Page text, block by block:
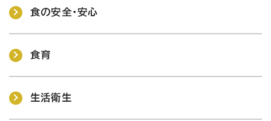
食の安全・安心
食育
生活衛生